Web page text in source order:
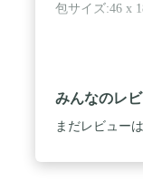
包サイズ:46 x
みんなのレ
まだレビュー